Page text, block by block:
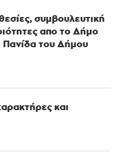
συμβουλευτική
απο το Δήμο
Πανίδα του Δήμου
και